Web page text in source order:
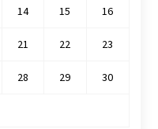
14 15 16
21 22 23
28 29 30